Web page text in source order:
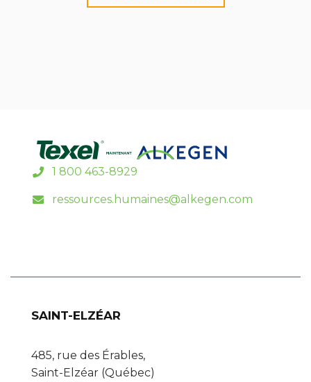
1 800 463-8929
ressources.humaines@alkegen.com
SAINT-ELZÉAR
485, rue des Érables,
Saint-Elzéar (Québec)